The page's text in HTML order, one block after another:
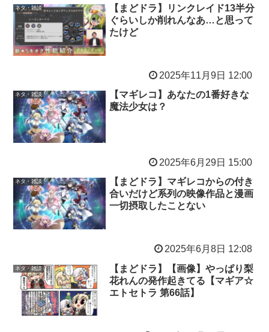
ネタ・雑談
【まどドラ】リンクレイド13半分
ぐらいしか削れんなあ…と思って
たけど
2025年11月9日 12:00
ネタ・雑談
【マギレコ】あなたの1番好きな
魔法少女は？
2025年6月29日 15:00
ネタ・雑談
【まどドラ】マギレコからの付き
合いだけど系列の映像作品と漫画
一切摂取したことない
2025年6月8日 12:08
ネタ・雑談
【まどドラ】【画像】やっぱり梨
花れんの発作起きてる【マギア☆
エトセトラ 第66話】